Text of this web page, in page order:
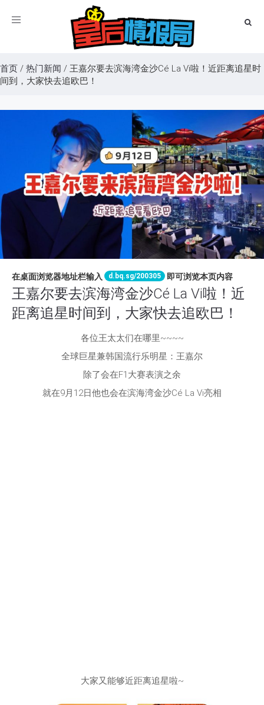
Toggle
首页 / 热门新闻 / 王嘉尔要去滨海湾金沙Cé La Vi啦！近距离追星时
间到，大家快去追欧巴！
在桌面浏览器地址栏输入 d.bq.sg/200305 即可浏览本页内容
王嘉尔要去滨海湾金沙Cé La Vi啦！近
距离追星时间到，大家快去追欧巴！
各位王太太们在哪里~~~~
全球巨星兼韩国流行乐明星：王嘉尔
除了会在F1大赛表演之余
就在9月12日他也会在滨海湾金沙Cé La Vi亮相
大家又能够近距离追星啦~